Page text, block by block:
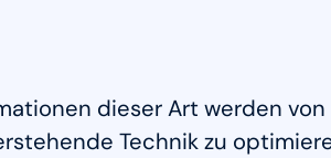
dieser Art werden von
Technik zu